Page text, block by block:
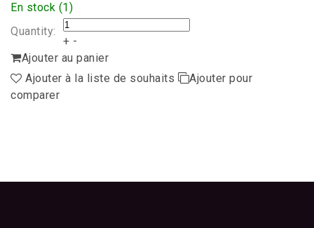
En stock (1)
Quantity:
+ -
Ajouter au panier
Ajouter à la liste de souhaits
Ajouter pour
comparer